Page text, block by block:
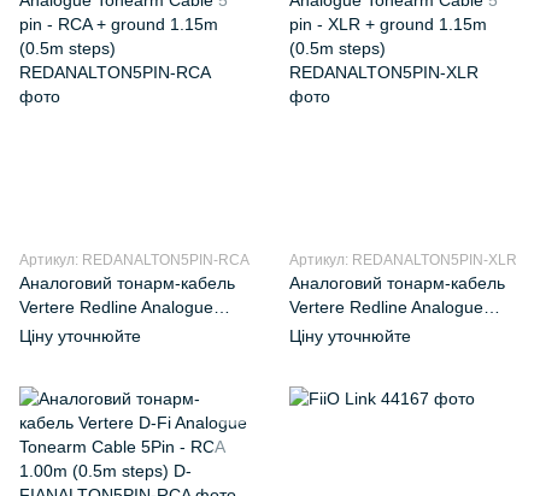
Артикул: REDANALTON5PIN-RCA
Аналоговий тонарм-кабель
Vertere Redline Analogue
Tonearm Cable 5 pin - RCA +
Ціну уточнюйте
Артикул: REDANALTON5PIN-XLR
Аналоговий тонарм-кабель
Vertere Redline Analogue
Tonearm Cable 5 pin - XLR +
Ціну уточнюйте